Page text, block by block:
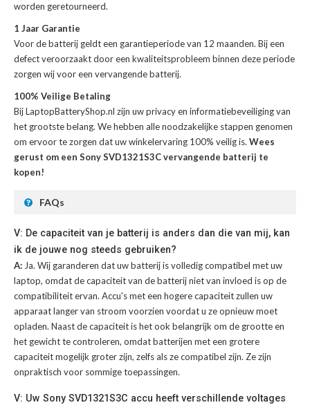
worden geretourneerd.
1 Jaar Garantie
Voor debatterij geldt een garantieperiode van 12 maanden. Bij een
defect veroorzaakt door een kwaliteitsprobleem binnen deze periode
zorgen wij voor een vervangende batterij.
100% Veilige Betaling
Bij LaptopBatteryShop.nl zijn uw privacy en informatiebeveiliging van
het grootste belang. We hebben alle noodzakelijke stappen genomen
om ervoor te zorgen dat uw winkelervaring 100% veilig is. Wees
gerust om een Sony SVD1321S3C vervangende batterij te
kopen!
FAQs
V: De capaciteit van je batterij is anders dan die van mij, kan
ik de jouwe nog steeds gebruiken?
A: Ja. Wij garanderen dat uw batterij is volledig compatibel met uw
laptop, omdat de capaciteit van de batterij niet van invloed is op de
compatibiliteit ervan. Accu's met een hogere capaciteit zullen uw
apparaat langer van stroom voorzien voordat u ze opnieuw moet
opladen. Naast de capaciteit is het ook belangrijk om de grootte en
het gewicht te controleren, omdat batterijen met een grotere
capaciteit mogelijk groter zijn, zelfs als ze compatibel zijn. Ze zijn
onpraktisch voor sommige toepassingen.
V: Uw Sony SVD1321S3C accu heeft verschillende voltages